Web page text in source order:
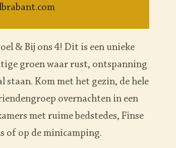
& Bij ons 4! Dit is een unieke
groen waar rust, ontspanning
staan. Kom met het gezin, de hele
overnachten in een
met ruime bedstedes, Finse
of op de minicamping.